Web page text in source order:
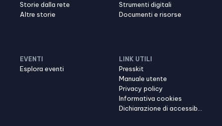
Storie dalla rete
Altre storie
Strumenti digitali
Documenti e risorse
EVENTI
Esplora eventi
LINK UTILI
Presskit
Manuale utente
Privacy policy
Informativa cookies